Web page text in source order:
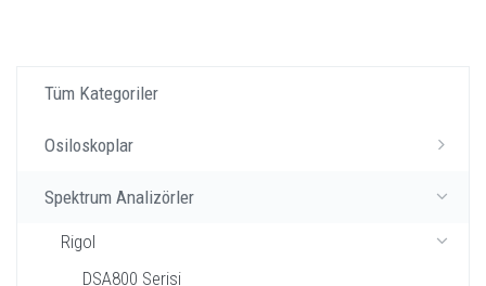
Tüm Kategoriler
Osiloskoplar
Spektrum Analizörler
Rigol
DSA800 Serisi